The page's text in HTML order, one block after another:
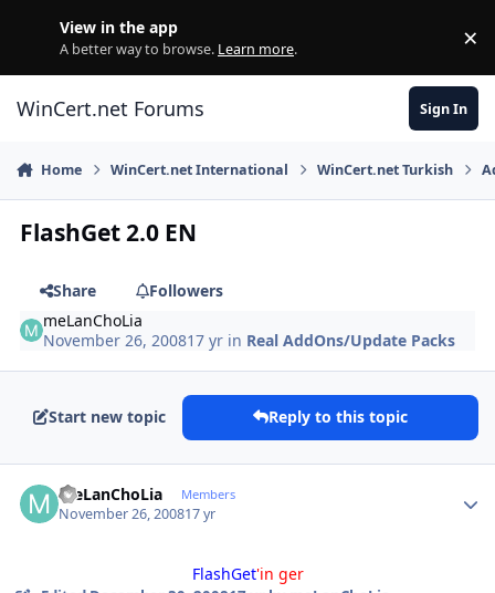
View in the app
A better way to browse. Learn more. ×
WinCert.net Forums Sign In
Home WinCert.net International WinCert.net Turkish
FlashGet 2.0 EN
Share
Followers
meLanChoLia
November 26, 200817 yr in Real AddOns/Update Packs
Start new topic Reply to this topic
meLanChoLia Members
November 26, 200817 yr
FlashGet'in ger